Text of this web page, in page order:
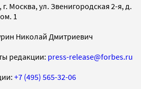
Москва, ул. Звенигородская 2-я, д.
1
Николай Дмитриевич
редакции: press-release@forbes.ru
+7 (495) 565-32-06